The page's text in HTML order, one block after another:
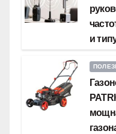
и